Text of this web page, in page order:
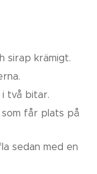
sirap krämigt.
två bitar.
som får plats på
sedan med en